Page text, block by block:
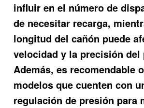
influir en el número de
de necesitar recarga,
longitud del cañón puede
velocidad y la precisión
Además, es recomendable
modelos que cuenten con
regulación de presión para